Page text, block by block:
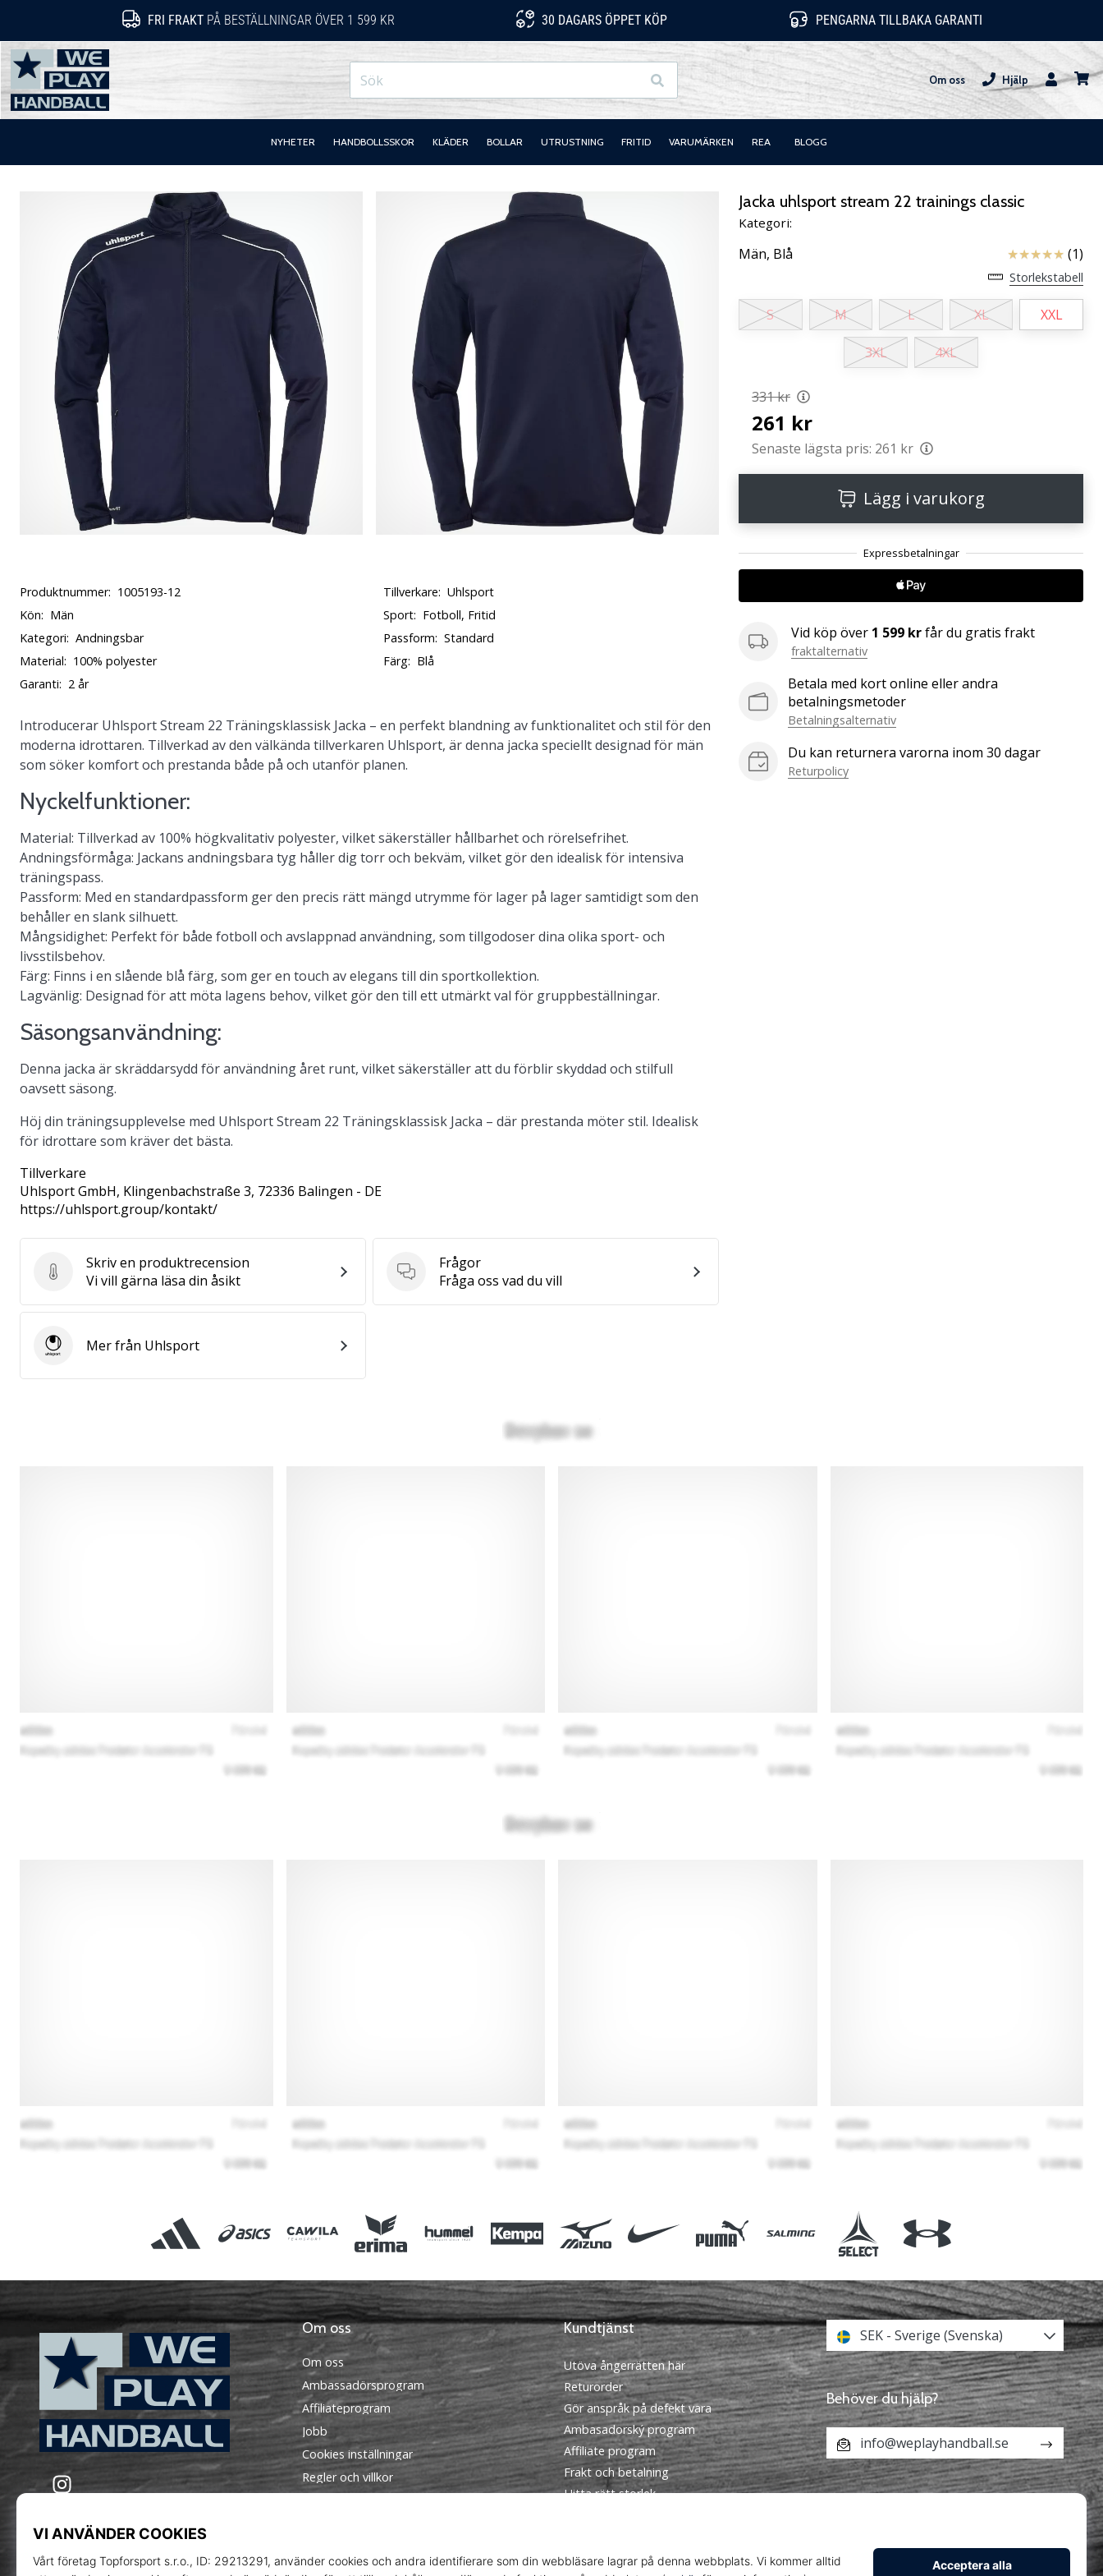
FRI FRAKTPÅ BESTÄLLNINGAR ÖVER 1 599 KR 30 DAGARS ÖPPET KÖP PENGARNA TILLBAKA GARANTI
WePlayHandball.se
Om oss
Hjälp
NYHETER HANDBOLLSSKOR KLÄDER BOLLAR UTRUSTNING FRITID VARUMÄRKEN REA BLOGG
Jacka uhlsport stream 22 trainings classic
Kategori:
Män, Blå Recensioner
(1)
Storlekstabell
S M L XL XXL
3XL 4XL
331 kr
261 kr
Senaste lägsta pris: 261 kr
Lägg i varukorg
Vid köp över 1 599 krfår du gratis frakt
fraktalternativ
Betala med kort online eller andra
betalningsmetoder
Betalningsalternativ
Du kan returnera varorna inom 30 dagar
Returpolicy
Produktnummer: 1005193-12 Tillverkare: Uhlsport
Kön: Män Sport: Fotboll, Fritid
Kategori: Andningsbar Passform: Standard
Material: 100% polyester Färg: Blå
Garanti: 2 år
Introducerar Uhlsport Stream 22 Träningsklassisk Jacka – en perfekt blandning av funktionalitet och stil för den
moderna idrottaren. Tillverkad av den välkända tillverkaren Uhlsport, är denna jacka speciellt designad för män
som söker komfort och prestanda både på och utanför planen.
Nyckelfunktioner:
Material: Tillverkad av 100% högkvalitativ polyester, vilket säkerställer hållbarhet och rörelsefrihet.
Andningsförmåga: Jackans andningsbara tyg håller dig torr och bekväm, vilket gör den idealisk för intensiva
träningspass.
Passform: Med en standardpassform ger den precis rätt mängd utrymme för lager på lager samtidigt som den
behåller en slank silhuett.
Mångsidighet: Perfekt för både fotboll och avslappnad användning, som tillgodoser dina olika sport- och
livsstilsbehov.
Färg: Finns i en slående blå färg, som ger en touch av elegans till din sportkollektion.
Lagvänlig: Designad för att möta lagens behov, vilket gör den till ett utmärkt val för gruppbeställningar.
Säsongsanvändning:
Denna jacka är skräddarsydd för användning året runt, vilket säkerställer att du förblir skyddad och stilfull
oavsett säsong.
Höj din träningsupplevelse med Uhlsport Stream 22 Träningsklassisk Jacka – där prestanda möter stil. Idealisk
för idrottare som kräver det bästa.
Tillverkare
Uhlsport GmbH, Klingenbachstraße 3, 72336 Balingen - DE
https://uhlsport.group/kontakt/
Skriv en produktrecension
Skriv en produktrecension
Vi vill gärna läsa din åsikt
Frågor
Frågor
Fråga oss vad du vill
UhlsportMer från Uhlsport
WePlayHandball.se
Instagram
Om oss
Om oss
Ambassadörsprogram
Affiliateprogram
Jobb
Cookies inställningar
Regler och villkor
Kundtjänst
Utöva ångerrätten här
Returorder
Gör anspråk på defekt vara
Ambasadorský program
Affiliate program
Frakt och betalning
Hitta rätt storlek
Sekretesspolicy
SEK - Sverige (Svenska)
Behöver du hjälp?
info@weplayhandball.se